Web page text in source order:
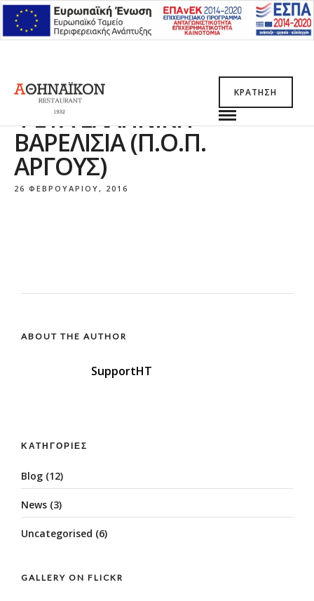
ΚΡΆΤΗΣΗ
ΦΈΤΑ ΕΛΛΗΝΙΚΉ
ΒΑΡΕΛΊΣΙΑ (Π.Ο.Π.
ΆΡΓΟΥΣ)
26 ΦΕΒΡΟΥΑΡΊΟΥ, 2016
ABOUT THE AUTHOR
SupportHT
ΚΑΤΗΓΟΡΊΕΣ
Blog (12)
News (3)
Uncategorised (6)
GALLERY ON FLICKR